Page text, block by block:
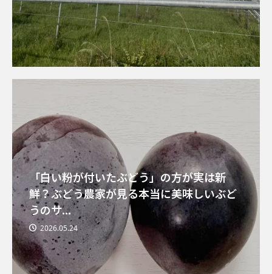
「白い粉が付いたぶどう」の方が実は新
鮮？ぶどう農家が見る本当に美味しいぶど
うのサ...
2026.05.24